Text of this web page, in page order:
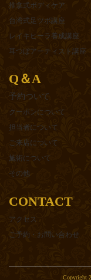
推拿式ボディケア
台湾式足ツボ講座
レイキヒーラ養成講座
耳つぼアーティスト講座
Q＆A
予約ついて
クーポンについて
担当者について
ご来店について
施術について
その他
CONTACT
アクセス
ご予約・お問い合わせ
Copyright